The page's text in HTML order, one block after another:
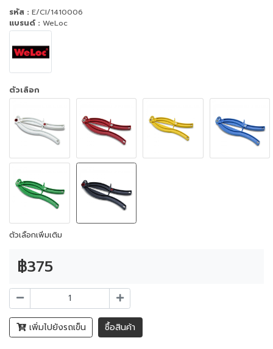
รหัส : E/CI/1410006
แบรนด์ : WeLoc
ตัวเลือก
ตัวเลือกเพิ่มเติม
฿375
เพิ่มไปยังรถเข็น ซื้อสินค้า